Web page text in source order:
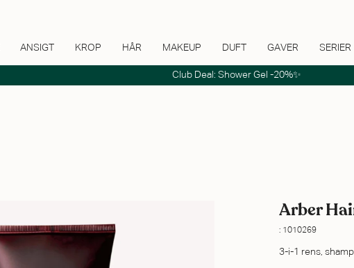
ANSIGT KROP HÅR MAKEUP DUFT GAVER SERIER
Club Deal: Shower Gel -20%✨
Arber
: 1010269
3-i-1 rens,